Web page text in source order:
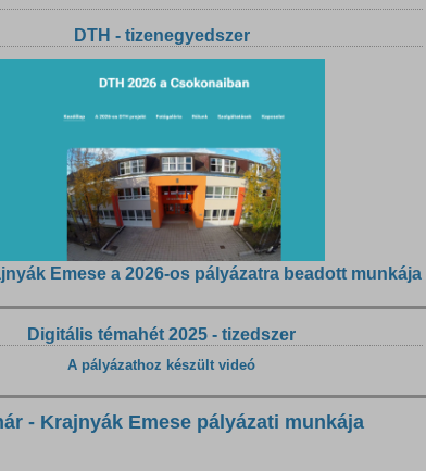
DTH - tizenegyedszer
Emese a 2026-os pályázatra beadott munkája
Digitális témahét 2025 - tizedszer
A pályázathoz készült videó
- Krajnyák Emese pályázati munkája